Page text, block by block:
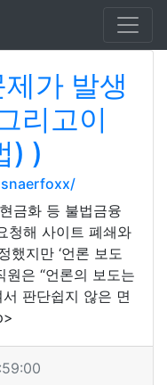
가 발생
리고이
) )
금화 등 불법금융
청해 사이트 폐쇄와
했지만 ‘언론 보도
은 “언론의 보도는
판단쉽지 않은 면